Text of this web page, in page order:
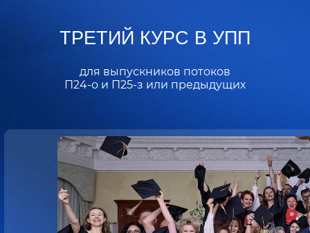
для выпускников потоков
П24-о и П25-з или предыдущих
ТРЕТИЙ КУРС В УПП